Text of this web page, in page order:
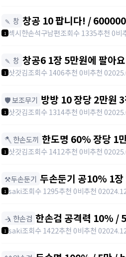
🍡 창 창공 10 팝니다! /
https://
1 섹시한손석구남편조회수 1335추천 0비
🍡 창 창공6 1장 5만원에 팔
1 삿갓김조회수 1406추천 0비추천 0
🛡️ 보조무기 방방 10 장당 2만
1 삿갓김조회수 1314추천 0비추천 0
🪓 한손도끼 한도명 60% 장당
1 삿갓김조회수 1412추천 0비추천 0
⚒️두손둔기 두손둔기 공10% 1
1 saki조회수 1295추천 0비추천 0
🤺 한손검 한손검 공격력 10%
1 saki조회수 1422추천 0비추천 0